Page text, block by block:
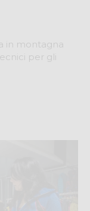
in montagna
per gli